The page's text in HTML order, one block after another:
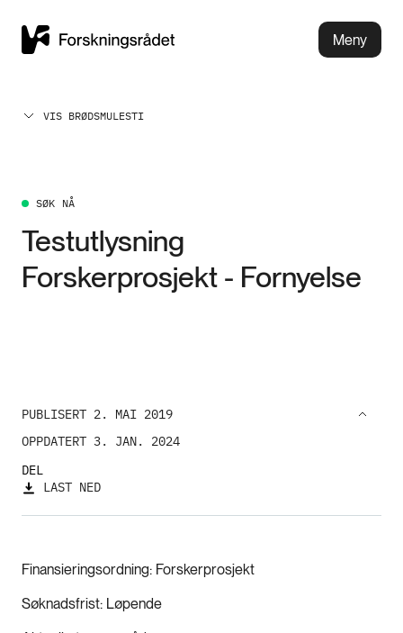
Meny
VIS BRØDSMULESTI
SØK NÅ
Testutlysning
Forskerprosjekt - Fornyelse
PUBLISERT 2. MAI 2019
OPPDATERT 3. JAN. 2024
DEL
LAST NED
Finansieringsordning Forskerprosjekt
Søknadsfrist Løpende